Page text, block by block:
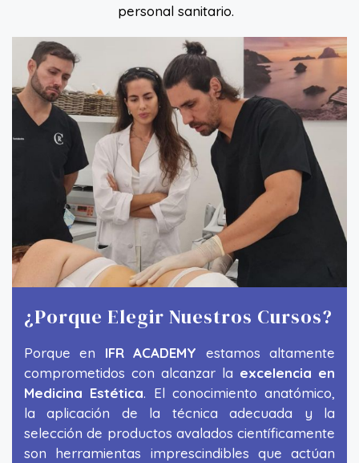
personal sanitario.
¿porque Elegir Nuestros Cursos?
Porque en IFR ACADEMY estamos altamente
comprometidos con alcanzar la excelencia en
Medicina Estética. El conocimiento anatómico,
la aplicación de la técnica adecuada y la
selección de productos avalados científicamente
son herramientas imprescindibles que actúan